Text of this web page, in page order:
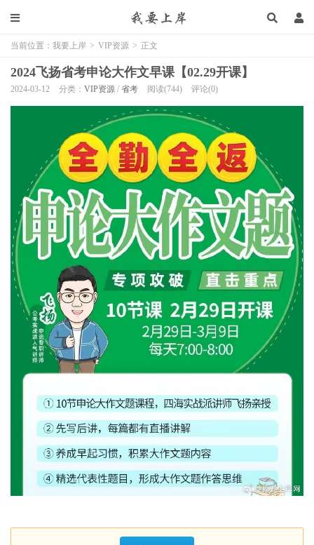
当前位置： 我要上岸 > VIP资源 > 正文
2024飞扬省考申论大作文早课【02.29开课】
2024-03-12 分类： VIP资源 / 省考 阅读(744) 评论(0)